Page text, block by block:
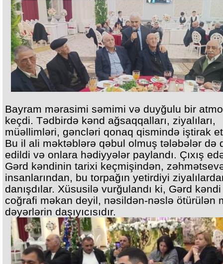
Bayram mərasimi səmimi və duyğulu bir
keçdi. Tədbirdə kənd ağsaqqalları, ziyalıları,
müəllimləri, gəncləri qonaq qismində iştirak
Bu il ali məktəblərə qəbul olmuş tələbələr də
edildi və onlara hədiyyələr paylandı. Çıxış
Gərd kəndinin tarixi keçmişindən,
insanlarından, bu torpağın yetirdiyi
danışdılar. Xüsusilə vurğulandı ki, Gərd
coğrafi məkan deyil, nəsildən-nəslə ötürülən
dəyərlərin daşıyıcısıdır.